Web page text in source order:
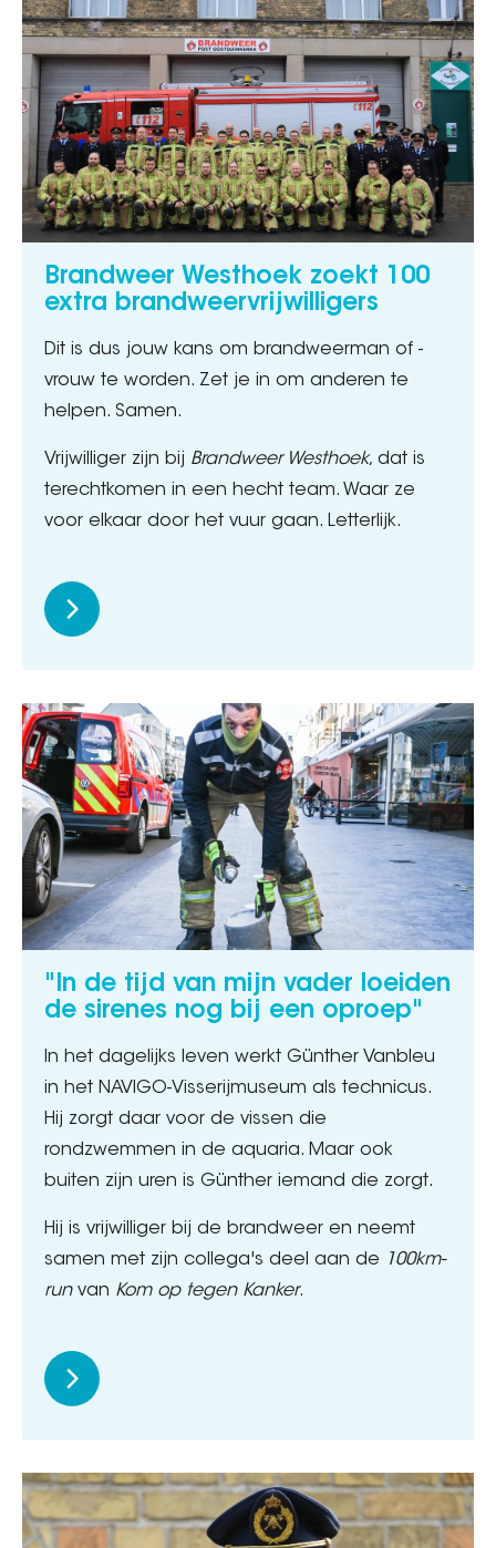
Brandweer Westhoek zoekt 100
extra brandweervrijwilligers
Dit is dus jouw kans om brandweerman of -
vrouw te worden. Zet je in om anderen te
helpen. Samen.
Vrijwilliger zijn bij Brandweer Westhoek, dat is
terechtkomen in een hecht team. Waar ze
voor elkaar door het vuur gaan. Letterlijk.
"In de tijd van mijn vader loeiden
de sirenes nog bij een oproep"
In het dagelijks leven werkt Günther Vanbleu
in het NAVIGO-Visserijmuseum als technicus.
Hij zorgt daar voor de vissen die
rondzwemmen in de aquaria. Maar ook
buiten zijn uren is Günther iemand die zorgt.
Hij is vrijwilliger bij de brandweer en neemt
samen met zijn collega's deel aan de
100km-
runvan Kom op tegen Kanker.